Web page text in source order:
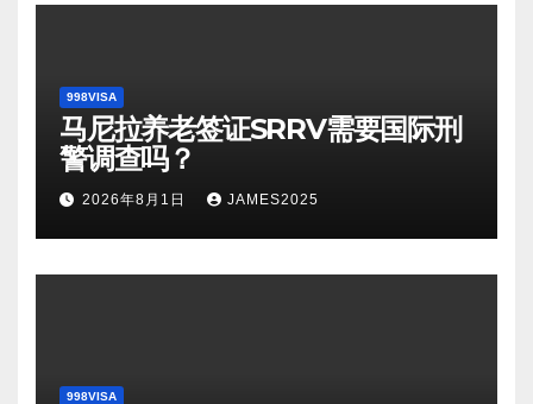
998VISA
马尼拉养老签证SRRV需要国际刑
警调查吗？
2026年8月1日 JAMES2025
998VISA